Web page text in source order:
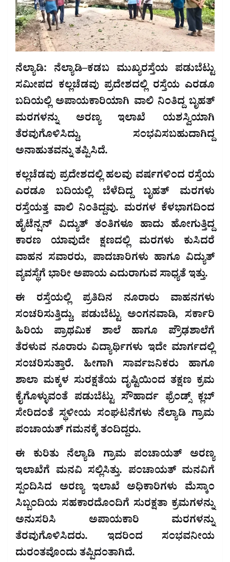
ನೆಲ್ಯಾಡಿ: ನೆಲ್ಯಾಡಿ–ಕಡಬ ಮುಖ್ಯರಸ್ತೆಯ ಪಡುಬೆಟ್ಟು
ಸಮೀಪದ ಕಲ್ಲಚೆಡವು ಪ್ರದೇಶದಲ್ಲಿ ರಸ್ತೆಯ ಎರಡೂ
ಬದಿಯಲ್ಲಿ ಅಪಾಯಕಾರಿಯಾಗಿ ವಾಲಿ ನಿಂತಿದ್ದ ಬೃಹತ್
ಮರಗಳನ್ನು ಅರಣ್ಯ ಇಲಾಖೆ ಯಶಸ್ವಿಯಾಗಿ
ತೆರವುಗೊಳಿಸಿದ್ದು, ಸಂಭವಿಸಬಹುದಾಗಿದ್ದ
ಅನಾಹುತವನ್ನು ತಪ್ಪಿಸಿದೆ.
ಕಲ್ಲಚೆಡವು ಪ್ರದೇಶದಲ್ಲಿ ಹಲವು ವರ್ಷಗಳಿಂದ ರಸ್ತೆಯ
ಎರಡೂ ಬದಿಯಲ್ಲಿ ಬೆಳೆದಿದ್ದ ಬೃಹತ್ ಮರಗಳು
ರಸ್ತೆಯತ್ತ ವಾಲಿ ನಿಂತಿದ್ದವು. ಮರಗಳ ಕೆಳಭಾಗದಿಂದ
ಹೈಟೆನ್ಷನ್ ವಿದ್ಯುತ್ ತಂತಿಗಳೂ ಹಾದು ಹೋಗುತ್ತಿದ್ದ
ಕಾರಣ ಯಾವುದೇ ಕ್ಷಣದಲ್ಲಿ ಮರಗಳು ಕುಸಿದರೆ
ವಾಹನ ಸವಾರರು, ಪಾದಚಾರಿಗಳು ಹಾಗೂ ವಿದ್ಯುತ್
ವ್ಯವಸ್ಥೆಗೆ ಭಾರೀ ಅಪಾಯ ಎದುರಾಗುವ ಸಾಧ್ಯತೆ ಇತ್ತು.
ಈ ರಸ್ತೆಯಲ್ಲಿ ಪ್ರತಿದಿನ ನೂರಾರು ವಾಹನಗಳು
ಸಂಚರಿಸುತ್ತಿದ್ದು, ಪಡುಬೆಟ್ಟು ಅಂಗನವಾಡಿ, ಸರ್ಕಾರಿ
ಹಿರಿಯ ಪ್ರಾಥಮಿಕ ಶಾಲೆ ಹಾಗೂ ಪ್ರೌಢಶಾಲೆಗೆ
ತೆರಳುವ ನೂರಾರು ವಿದ್ಯಾರ್ಥಿಗಳು ಇದೇ ಮಾರ್ಗದಲ್ಲಿ
ಸಂಚರಿಸುತ್ತಾರೆ. ಹೀಗಾಗಿ ಸಾರ್ವಜನಿಕರು ಹಾಗೂ
ಶಾಲಾ ಮಕ್ಕಳ ಸುರಕ್ಷತೆಯ ದೃಷ್ಟಿಯಿಂದ ತಕ್ಷಣ ಕ್ರಮ
ಕೈಗೊಳ್ಳುವಂತೆ ಪಡುಬೆಟ್ಟು ಸೌಹಾರ್ದ ಫ್ರೆಂಡ್ಸ್ ಕ್ಲಬ್
ಸೇರಿದಂತೆ ಸ್ಥಳೀಯ ಸಂಘಟನೆಗಳು ನೆಲ್ಯಾಡಿ ಗ್ರಾಮ
ಪಂಚಾಯತ್ ಗಮನಕ್ಕೆ ತಂದಿದ್ದರು.
ಈ ಕುರಿತು ನೆಲ್ಯಾಡಿ ಗ್ರಾಮ ಪಂಚಾಯತ್ ಅರಣ್ಯ
ಇಲಾಖೆಗೆ ಮನವಿ ಸಲ್ಲಿಸಿತ್ತು. ಪಂಚಾಯತ್ ಮನವಿಗೆ
ಸ್ಪಂದಿಸಿದ ಅರಣ್ಯ ಇಲಾಖೆ ಅಧಿಕಾರಿಗಳು ಮೆಸ್ಕಾಂ
ಸಿಬ್ಬಂದಿಯ ಸಹಕಾರದೊಂದಿಗೆ ಸುರಕ್ಷತಾ ಕ್ರಮಗಳನ್ನು
ಅನುಸರಿಸಿ ಅಪಾಯಕಾರಿ ಮರಗಳನ್ನು
ತೆರವುಗೊಳಿಸಿದರು. ಇದರಿಂದ ಸಂಭವನೀಯ
ದುರಂತವೊಂದು ತಪ್ಪಿದಂತಾಗಿದೆ.